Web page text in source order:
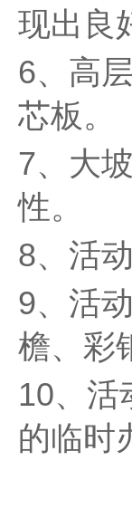
现出良
6、高
芯板。
7、大
性。
8、活
9、活
檐、彩
10、活
的临时